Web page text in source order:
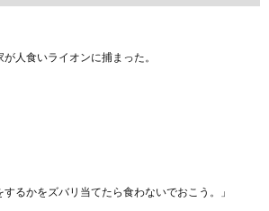
人食いライオンに捕まった。
するかをズバリ当てたら食わないでおこう。」